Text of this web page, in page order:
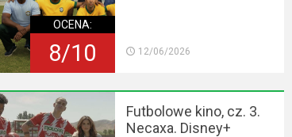
OCENA:
8/10 12/06/2026
Futbolowe kino, cz. 3.
Necaxa. Disney+